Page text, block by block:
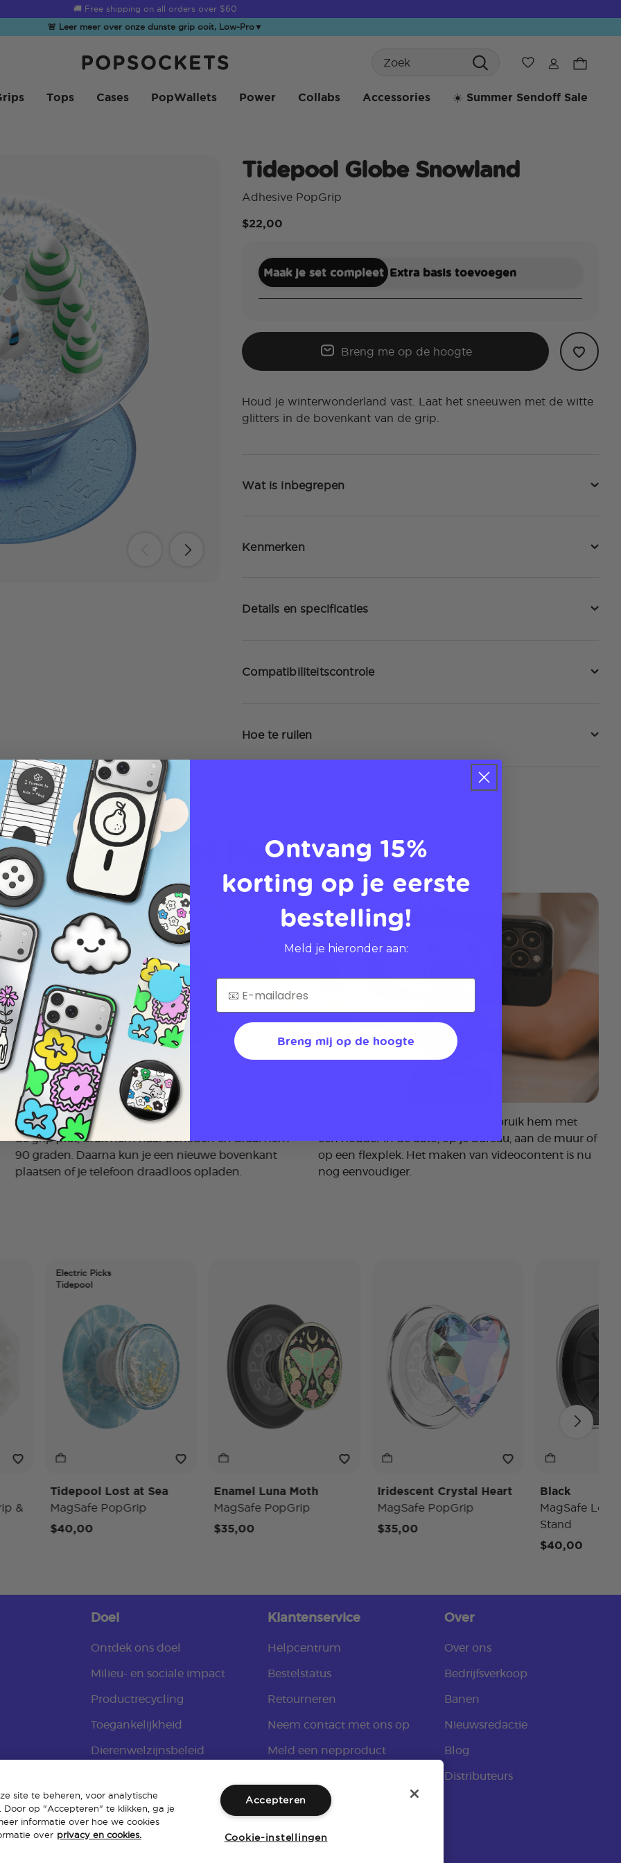
Summer Sendoff Sale is on 🚨 Up to 60% off
🚨 Leer meer over onze dunste grip ooit, Low-Pro▼
Verlanglijst
Tops Cases PopWallets Power Collabs Accessories ☀️ Summer Sendoff Sale
Tidepool Globe Snowland
Adhesive PopGrip
$22,00
Maak je set compleet Extra basis toevoegen
Breng me op de hoogte
Houd je winterwonderland vast. Laat het sneeuwen met de witte
glitters in de bovenkant van de grip.
Wat is inbegrepen
Kenmerken
Details en specificaties
Compatibiliteitscontrole
Hoe te ruilen
kennis met PopGrip
Verwissel eenvoudig de bovenkant van je grip: sluit
de grip plat, druk hem naar beneden en draai hem
90 graden. Daarna kun je een nieuwe bovenkant
plaatsen of je telefoon draadloos opladen.
Gebruik je telefoon handsfree. Gebruik hem met
een houder in de auto, op je bureau, aan de muur of
op een flexplek. Het maken van videocontent is nu
nog eenvoudiger.
Electric Picks
Tidepool
Tidepool Lost at Sea
MagSafe PopGrip
$40,00
Enamel Luna Moth
MagSafe PopGrip
$35,00
Iridescent Crystal Heart
MagSafe PopGrip
$35,00
Black
MagSafe Low-Pro
Stand
$40,00
Doel
Ontdek ons doel
Milieu- en sociale impact
Productrecycling
Toegankelijkheid
Dierenwelzijnsbeleid
toeleveringsketen en
moderne slavernij
Klantenservice
Helpcentrum
Bestelstatus
Retourneren
Neem contact met ons op
Meld een nepproduct
Over
Over ons
Bedrijfsverkoop
Banen
Nieuwsredactie
Blog
Distributeurs
site te beheren, voor analytische
op "Accepteren" te klikken, ga je
informatie over hoe we cookies
over privacy en cookies.
Accepteren
Cookie-instellingen
Ontvang 15%
korting op je eerste
bestelling!
Meld je hieronder aan:
Breng mij op de hoogte